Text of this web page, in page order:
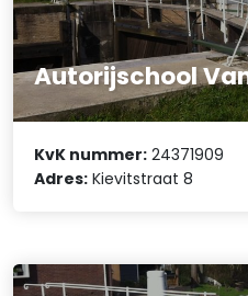
Autorijschool
KvK nummer: 24371909
Adres: Kievitstraat 8